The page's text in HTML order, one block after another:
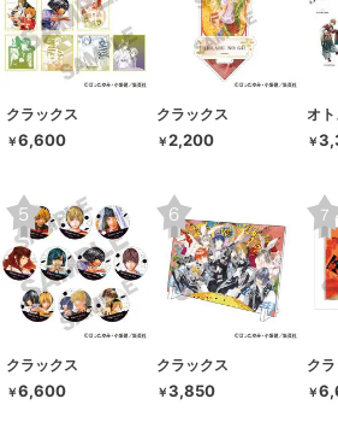
クラックス
￥6,600
クラックス
￥2,200
オ
￥
クラックス
￥6,600
クラックス
￥3,850
ク
￥